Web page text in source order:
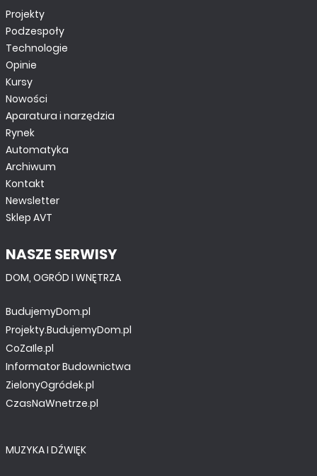
Projekty
Podzespoły
Technologie
Opinie
Kursy
Nowości
Aparatura i narzędzia
Rynek
Automatyka
Archiwum
Kontakt
Newsletter
Sklep AVT
NASZE SERWISY
DOM, OGRÓD I WNĘTRZA
BudujemyDom.pl
Projekty.BudujemyDom.pl
CoZaIle.pl
Informator Budownictwa
ZielonyOgródek.pl
CzasNaWnetrze.pl
MUZYKA I DŹWIĘK